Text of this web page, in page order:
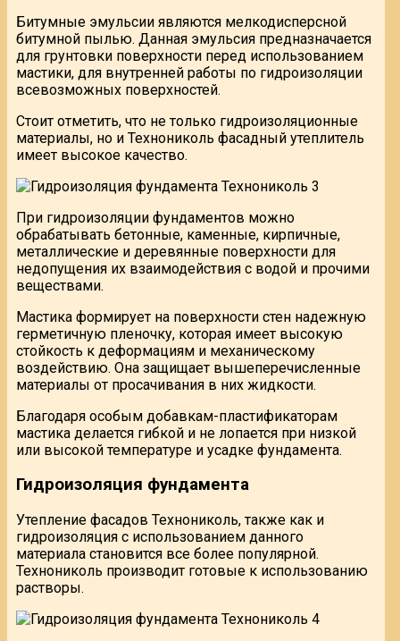
Битумные эмульсии являются мелкодисперсной
битумной пылью. Данная эмульсия предназначается
для грунтовки поверхности перед использованием
мастики, для внутренней работы по гидроизоляции
всевозможных поверхностей.
Стоит отметить, что не только гидроизоляционные
материалы, но и Технониколь фасадный утеплитель
имеет высокое качество.
При гидроизоляции фундаментов можно
обрабатывать бетонные, каменные, кирпичные,
металлические и деревянные поверхности для
недопущения их взаимодействия с водой и прочими
веществами.
Мастика формирует на поверхности стен надежную
герметичную пленочку, которая имеет высокую
стойкость к деформациям и механическому
воздействию. Она защищает вышеперечисленные
материалы от просачивания в них жидкости.
Благодаря особым добавкам-пластификаторам
мастика делается гибкой и не лопается при низкой
или высокой температуре и усадке фундамента.
Гидроизоляция фундамента
Утепление фасадов Технониколь, также как и
гидроизоляция с использованием данного
материала становится все более популярной.
Технониколь производит готовые к использованию
растворы.